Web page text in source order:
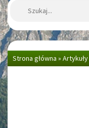
Szukaj:
Strona główna » Artykuły